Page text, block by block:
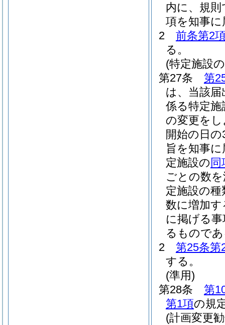
内に、規
項を知事
2
前条第2
る。
(特定施設
第27条
第
は、当該
係る特定
の変更を
開始の日
旨を知事
定施設の 同
ごとの数
定施設の
数に増加
に掲げる
るもので
2
第25条第
する。
(準用)
第28条
第
第1項の規
(計画変更